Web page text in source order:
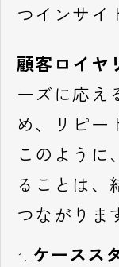
つインサイ
顧客ロイヤ
ーズに応え
め、リピー
このように
ることは、
つながりま
ケースス